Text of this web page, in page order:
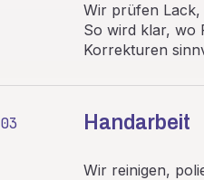
Wir prüfen Lack,
So wird klar, wo
Korrekturen
03 Handarbeit
Wir reinigen,